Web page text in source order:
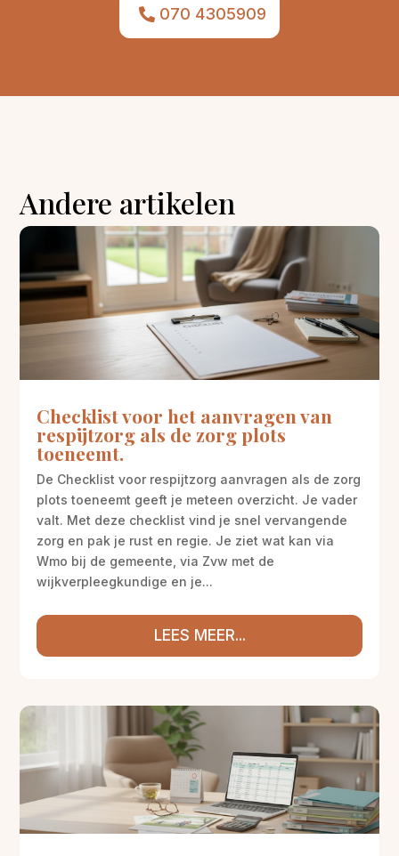
070 4305909
Andere artikelen
Checklist voor het aanvragen van
respijtzorg als de zorg plots
toeneemt.
De Checklist voor respijtzorg aanvragen als de zorg
plots toeneemt geeft je meteen overzicht. Je vader
valt. Met deze checklist vind je snel vervangende
zorg en pak je rust en regie. Je ziet wat kan via
Wmo bij de gemeente, via Zvw met de
wijkverpleegkundige en je...
LEES MEER...